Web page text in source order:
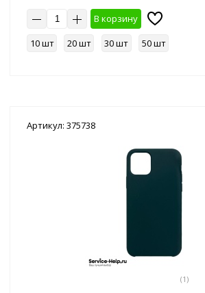
В корзину
10 шт
20 шт 30 шт 50 шт
Артикул: 375738
(1)